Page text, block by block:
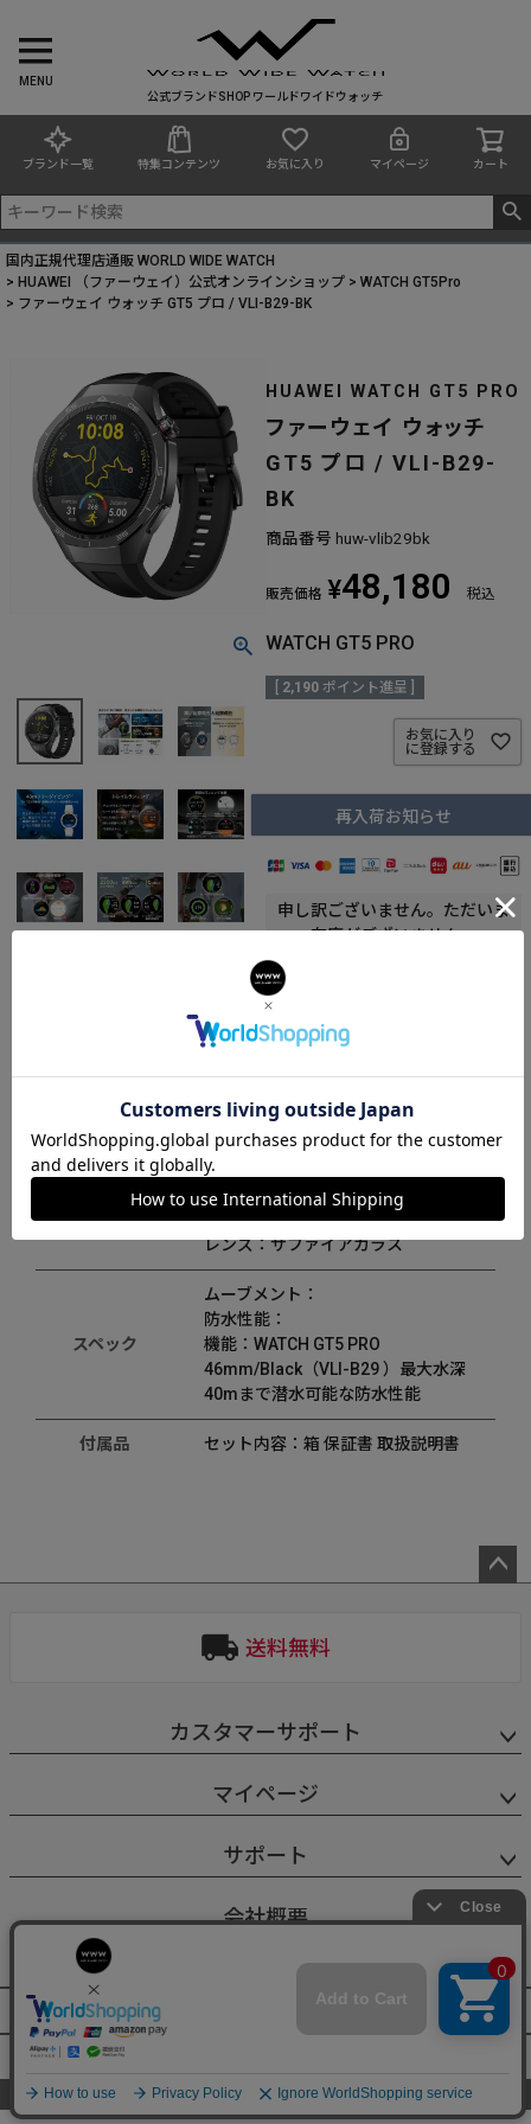
MENU
公式ブランドSHOP ワールドワイドウォッチ
ブランド一覧 特集コンテンツ お気に入り マイページ カート
国内正規代理店通販 WORLD WIDE WATCH
HUAWEI （ファーウェイ）公式オンラインショップ
WATCH GT5Pro
ファーウェイ ウォッチ GT5 プロ / VLI-B29-BK
HUAWEI WATCH GT5 PRO
ファーウェイ ウォッチ
GT5 プロ / VLI-B29-
BK
商品番号 huw-vlib29bk
販売価格 ¥48,180 税込
WATCH GT5 PRO
2,190 ポイント進呈 ]
お気に入り
に登録する
再入荷お知らせ
申し訳ございません。ただいま
在庫がございません。
サイズ
ディティール 文字盤カラー：
素材
ケース：チタン
ベルト：
レンズ：サファイアガラス
スペック
ムーブメント：
防水性能：
機能：WATCH GT5 PRO
46mm/Black（VLI-B29 ）最大水深
40mまで潜水可能な防水性能
付属品 セット内容：箱 保証書 取扱説明書
送料無料
カスタマーサポート
マイページ
サポート
会社概要
特定商取引法に基づく表示
個人情報保護方針
©World Wide Watch All Rights reserved.